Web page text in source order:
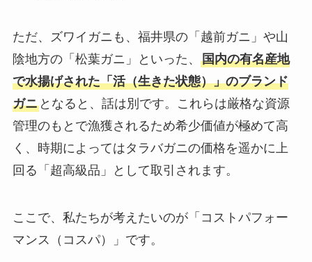
ただ、ズワイガニも、福井県の「越前ガニ」や山
陰地方の「松葉ガニ」といった、 国内の有名産地
で水揚げされた「活（生きた状態）」のブランド
ガニとなると、話は別です。これらは厳格な資源
管理のもとで漁獲されるため希少価値が極めて高
く、時期によってはタラバガニの価格を遥かに上
回る「超高級品」として取引されます。
ここで、私たちが考えたいのが「コストパフォー
マンス（コスパ）」です。